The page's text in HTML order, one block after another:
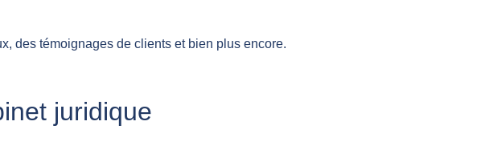
des témoignages de clients et bien plus encore.
juridique